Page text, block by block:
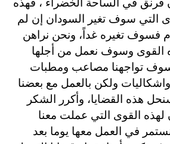
قرنق في الساحة الخضراء ، فهذه
التي سوف تغير السودان إن لم
فسوف تغيره غداً، ونحن نراهن
القوى وسوف نعمل من أجلها
تواجهنا مصاعب ومطبات
ولكن بالعمل مع بعضنا
هذه القضايا، وأكرر الشكر
لهذه القوى التي عملت معنا
في العمل معها يوما بعد